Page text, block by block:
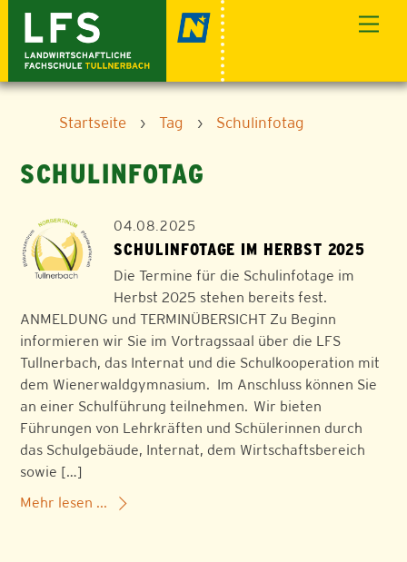
content
Startseite › Tag › Schulinfotag
SCHULINFOTAG
04.08.2025
SCHULINFOTAGE IM HERBST 2025
Die Termine für die Schulinfotage im
Herbst 2025 stehen bereits fest.
ANMELDUNG und TERMINÜBERSICHT Zu Beginn
informieren wir Sie im Vortragssaal über die LFS
Tullnerbach, das Internat und die Schulkooperation mit
dem Wienerwaldgymnasium. Im Anschluss können Sie
an einer Schulführung teilnehmen. Wir bieten
Führungen von Lehrkräften und Schülerinnen durch
das Schulgebäude, Internat, dem Wirtschaftsbereich
sowie […]
Mehr lesen ...